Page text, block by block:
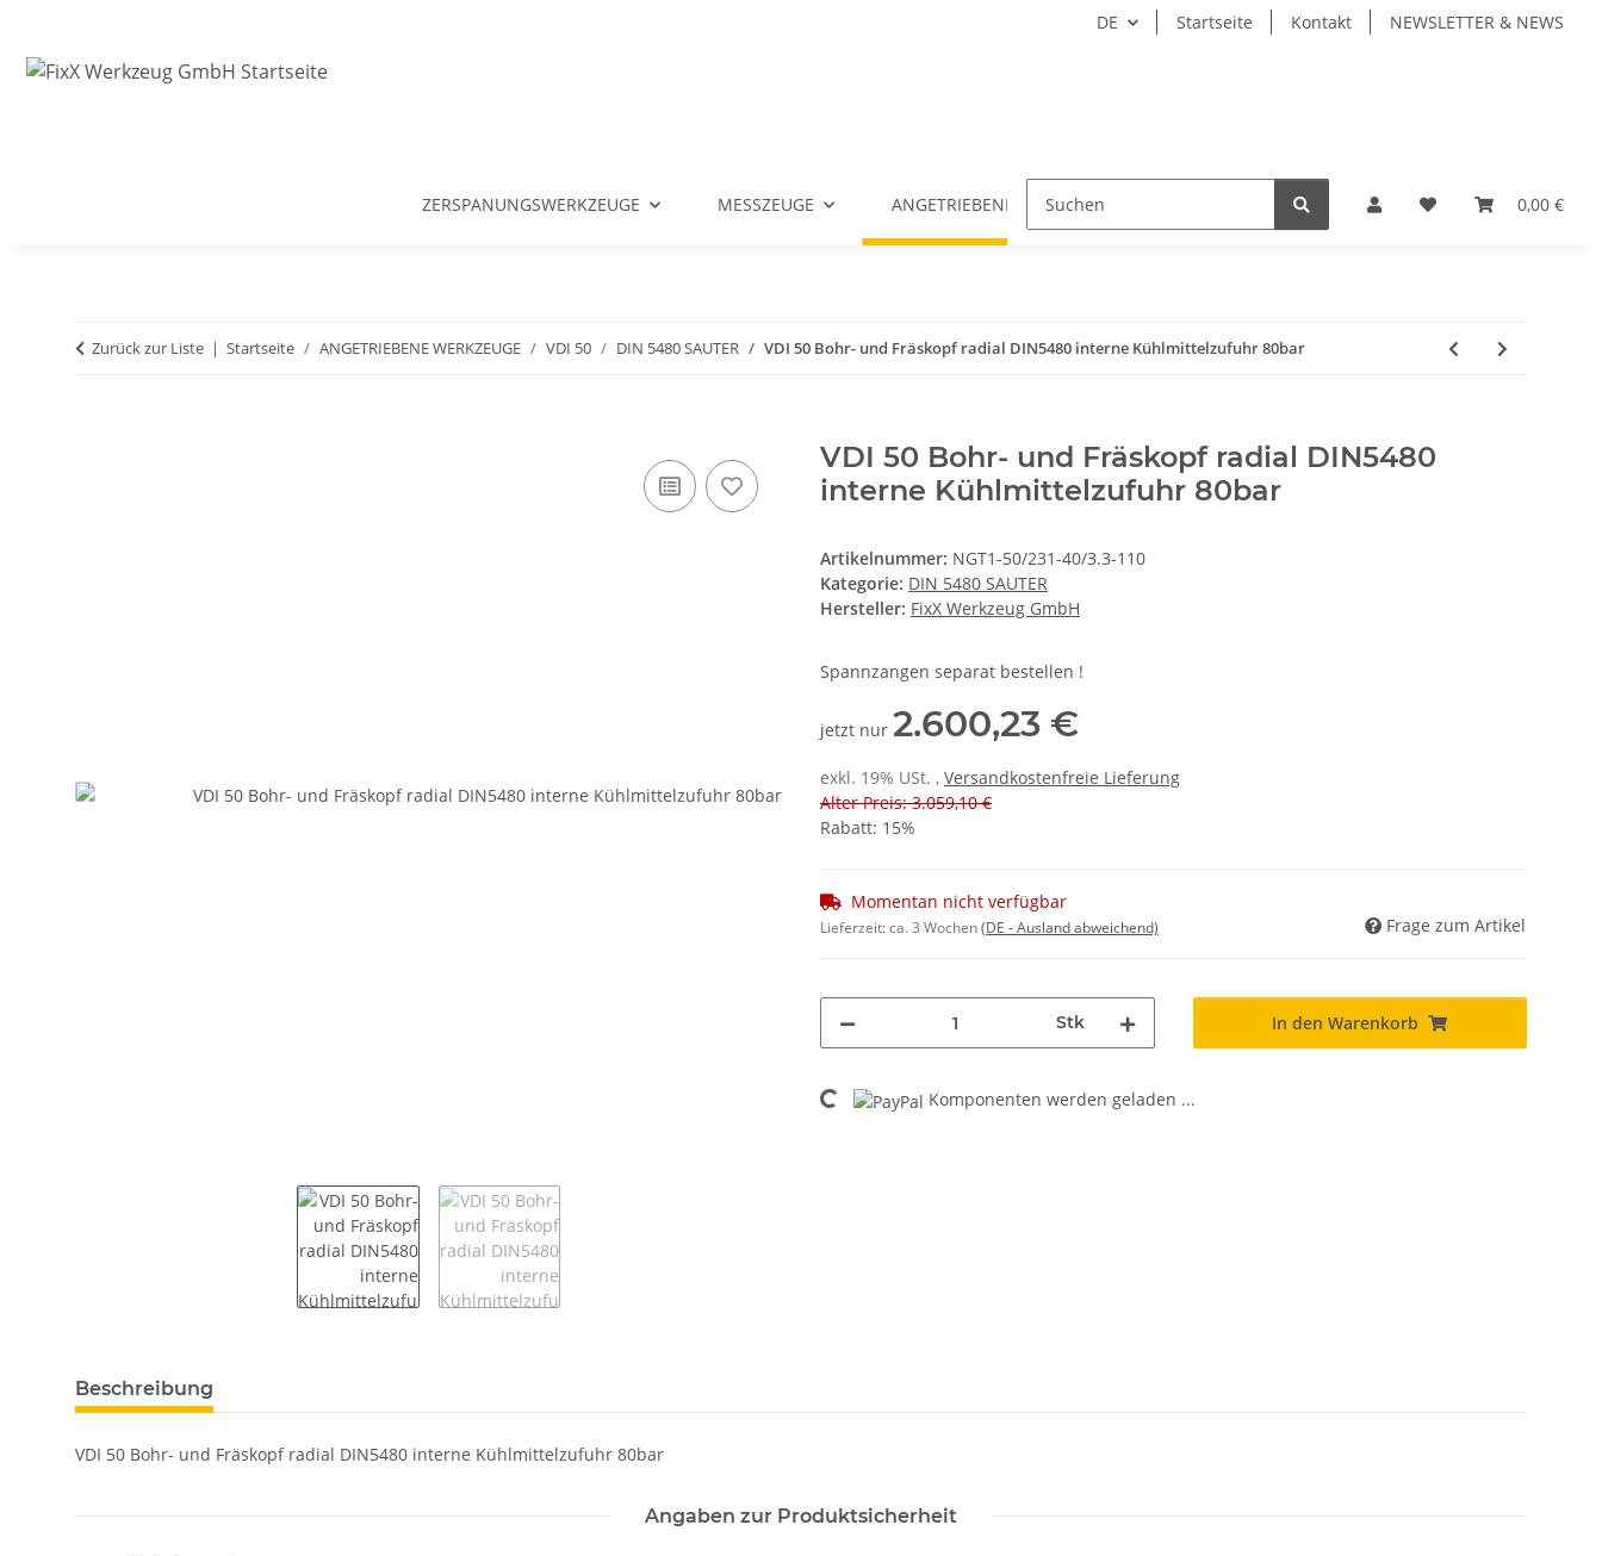
DE Startseite Kontakt NEWSLETTER & NEWS
0,00 €
ZERSPANUNGSWERKZEUGE MESSZEUGE ANGETRIEBENE WERKZEUGE WERKZEUGAUFNAHMEN
Zurück zur Liste Startseite ANGETRIEBENE WERKZEUGE VDI 50 DIN 5480 SAUTER VDI 50 Bohr- und Fräskopf radial DIN5480 interne Kühlmittelzufuhr 80bar
VDI 50 Bohr- und Fräskopf radial DIN5480
interne Kühlmittelzufuhr 80bar
Artikelnummer: NGT1-50/231-40/3.3-110
Kategorie: DIN 5480 SAUTER
Hersteller: FixX Werkzeug GmbH
Spannzangen separat bestellen !
jetzt nur 2.600,23 €
exkl. 19% USt. , Versandkostenfreie Lieferung
Alter Preis: 3.059,10 €
Rabatt: 15%
Momentan nicht verfügbar
Lieferzeit:ca. 3 Wochen(DE - Ausland abweichend) Frage zum Artikel
Stk In den Warenkorb
Loading... Komponenten werden geladen ...
weitere Registerkarten anzeigen
Beschreibung
VDI 50 Bohr- und Fräskopf radial DIN5480 interne Kühlmittelzufuhr 80bar
Angaben zur Produktsicherheit